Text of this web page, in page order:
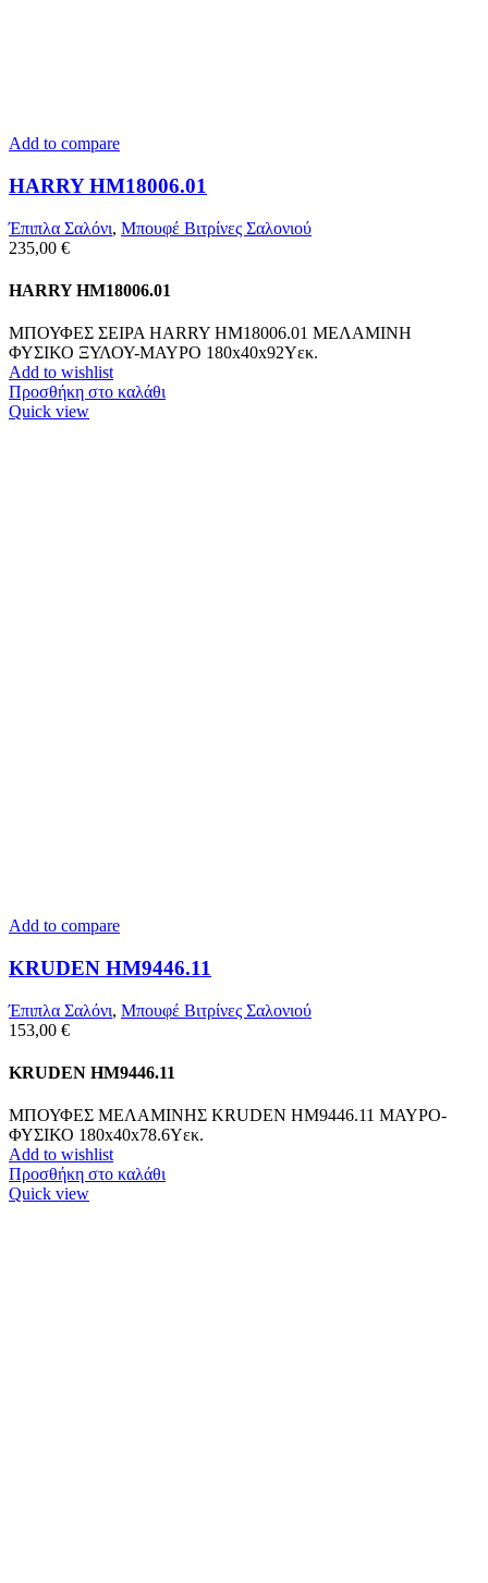
Add to compare
HARRY HM18006.01
Έπιπλα Σαλόνι, Μπουφέ Βιτρίνες Σαλονιού
235,00 €
HARRY HM18006.01
ΜΠΟΥΦΕΣ ΣΕΙΡΑ HARRY HM18006.01 ΜΕΛΑΜΙΝΗ
ΦΥΣΙΚΟ ΞΥΛΟΥ-ΜΑΥΡΟ 180x40x92Υεκ.
Add to wishlist
Προσθήκη στο καλάθι
Quick view
Add to compare
KRUDEN HM9446.11
Έπιπλα Σαλόνι, Μπουφέ Βιτρίνες Σαλονιού
153,00 €
KRUDEN HM9446.11
ΜΠΟΥΦΕΣ ΜΕΛΑΜΙΝΗΣ KRUDEN HM9446.11 ΜΑΥΡΟ-
ΦΥΣΙΚΟ 180x40x78.6Υεκ.
Add to wishlist
Προσθήκη στο καλάθι
Quick view